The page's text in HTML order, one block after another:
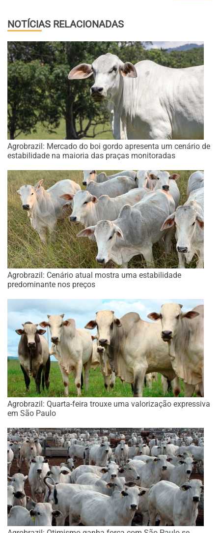
NOTÍCIAS RELACIONADAS
Agrobrazil: Mercado do boi gordo apresenta um cenário de
estabilidade na maioria das praças monitoradas
Agrobrazil: Cenário atual mostra uma estabilidade
predominante nos preços
Agrobrazil: Quarta-feira trouxe uma valorização expressiva
em São Paulo